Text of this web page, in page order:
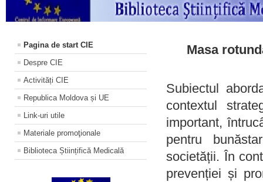
Pagina de start CIE
Despre CIE
Activități CIE
Republica Moldova și UE
Link-uri utile
Materiale promoţionale
Biblioteca Științifică Medicală
Masa
Subiectul
contextul
important,
pentru
societății. În
prevenției și